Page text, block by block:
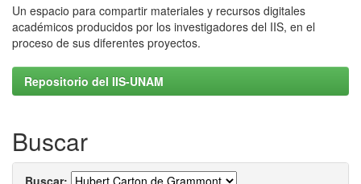
Un espacio para compartir materiales y recursos digitales
académicos producidos por los investigadores del IIS, en el
proceso de sus diferentes proyectos.
Repositorio del IIS-UNAM
Buscar
Buscar: